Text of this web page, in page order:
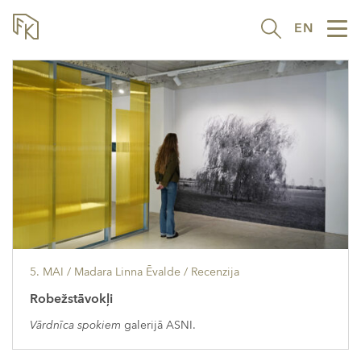
EN
5. MAI / Madara Linna Ēvalde / Recenzija
Robežstāvokļi
Vārdnīca spokiem galerijā ASNI.